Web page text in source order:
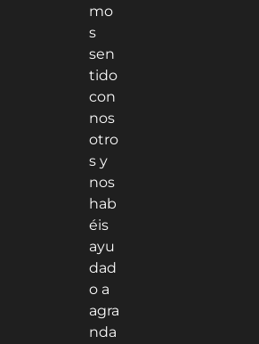
mo
s
sen
tido
con
nos
otro
s y
nos
hab
éis
ayu
dad
o a
agra
nda